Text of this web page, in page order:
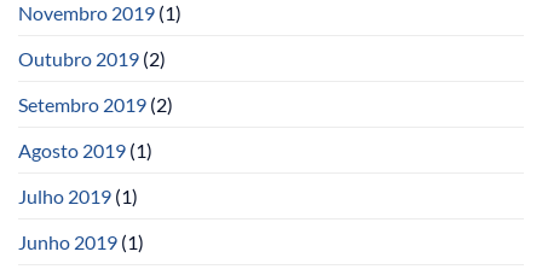
Novembro 2019 (1)
Outubro 2019 (2)
Setembro 2019 (2)
Agosto 2019 (1)
Julho 2019 (1)
Junho 2019 (1)